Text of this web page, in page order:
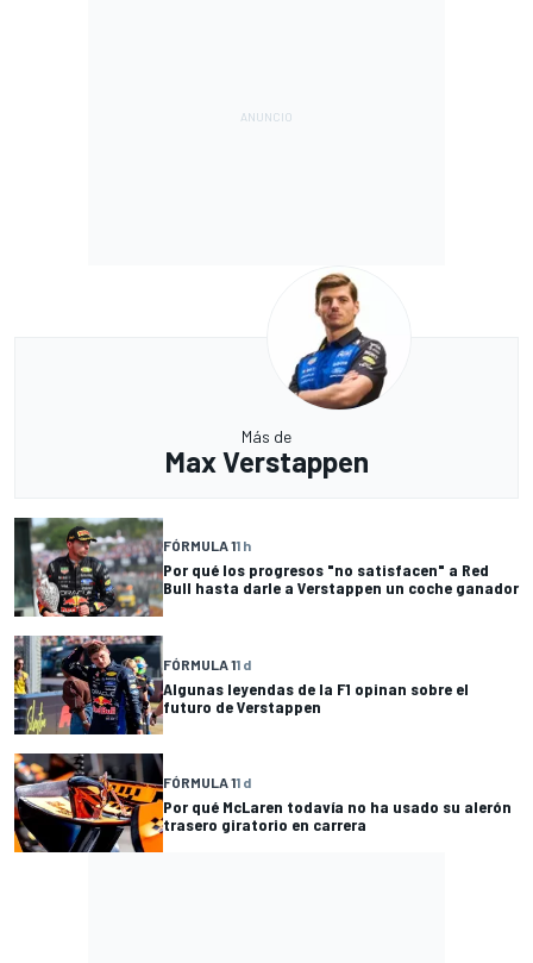
Más de
Max Verstappen
FÓRMULA 11 h
Por qué los progresos "no satisfacen" a Red
Bull hasta darle a Verstappen un coche ganador
FÓRMULA 11 d
Algunas leyendas de la F1 opinan sobre el
futuro de Verstappen
FÓRMULA 11 d
Por qué McLaren todavía no ha usado su alerón
trasero giratorio en carrera